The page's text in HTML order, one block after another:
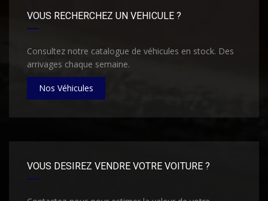
VOUS RECHERCHEZ UN VEHICULE ?
Consultez notre catalogue de véhicules en stock. Des
arrivages chaque semaine.
Nos Véhicules
VOUS DESIREZ VENDRE VOTRE VOITURE ?